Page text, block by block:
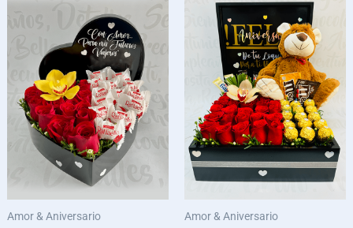
Amor & Aniversario Amor & Aniversario